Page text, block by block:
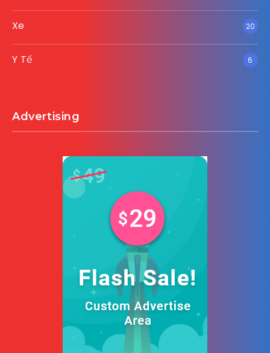
Xe 20
Y Tế 6
Advertising